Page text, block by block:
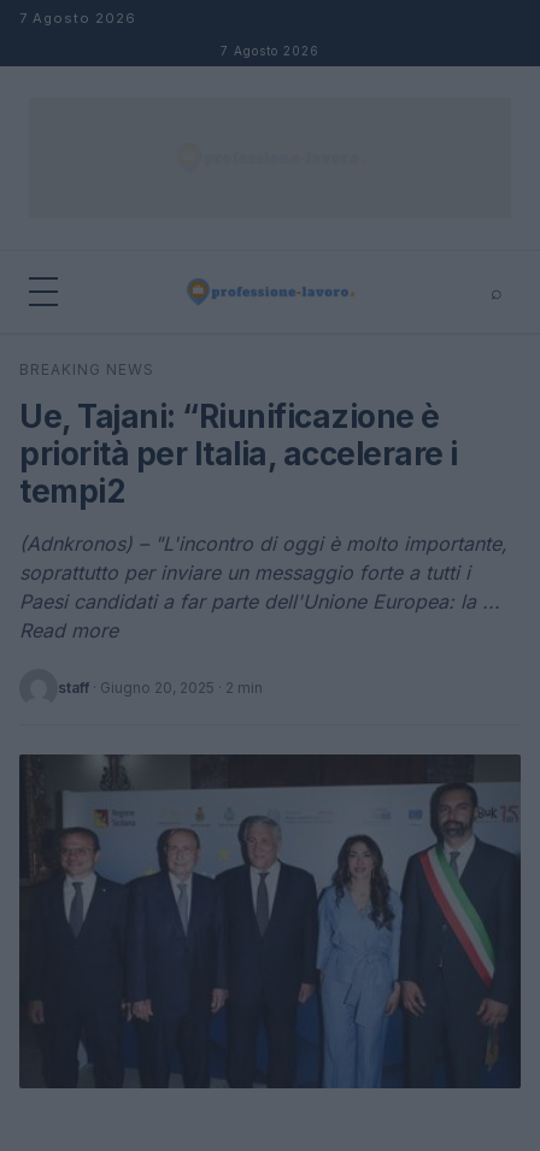
Salta al contenuto
7 Agosto 2026
7 Agosto 2026
⌕
Cerca
BREAKING NEWS
Ue, Tajani: “Riunificazione è
priorità per Italia, accelerare i
tempi2
(Adnkronos) – "L'incontro di oggi è molto importante,
soprattutto per inviare un messaggio forte a tutti i
Paesi candidati a far parte dell'Unione Europea: la ...
Read more
staff · Giugno 20, 2025 · 2 min